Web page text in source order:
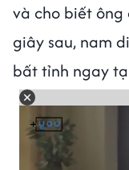
và cho biết ông
giây sau, nam
bất tỉnh ngay